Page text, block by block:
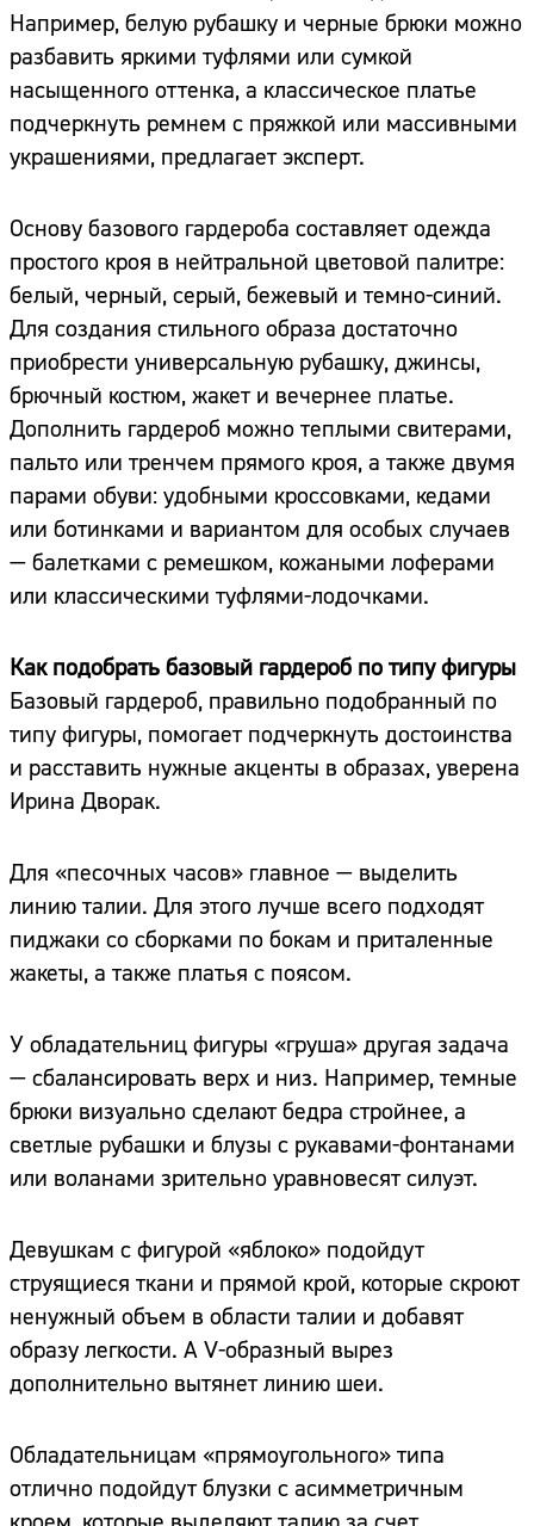
Например, белую рубашку и черные брюки можно
разбавить яркими туфлями или сумкой
насыщенного оттенка, а классическое платье
подчеркнуть ремнем с пряжкой или массивными
украшениями, предлагает эксперт.
Основу базового гардероба составляет одежда
простого кроя в нейтральной цветовой палитре:
белый, черный, серый, бежевый и темно-синий.
Для создания стильного образа достаточно
приобрести универсальную рубашку, джинсы,
брючный костюм, жакет и вечернее платье.
Дополнить гардероб можно теплыми свитерами,
пальто или тренчем прямого кроя, а также двумя
парами обуви: удобными кроссовками, кедами
или ботинками и вариантом для особых случаев
— балетками с ремешком, кожаными лоферами
или классическими туфлями-лодочками.
Как подобрать базовый гардероб по типу фигуры
Базовый гардероб, правильно подобранный по
типу фигуры, помогает подчеркнуть достоинства
и расставить нужные акценты в образах, уверена
Ирина Дворак.
Для «песочных часов» главное — выделить
линию талии. Для этого лучше всего подходят
пиджаки со сборками по бокам и приталенные
жакеты, а также платья с поясом.
У обладательниц фигуры «груша» другая задача
— сбалансировать верх и низ. Например, темные
брюки визуально сделают бедра стройнее, а
светлые рубашки и блузы с рукавами-фонтанами
или воланами зрительно уравновесят силуэт.
Девушкам с фигурой «яблоко» подойдут
струящиеся ткани и прямой крой, которые скроют
ненужный объем в области талии и добавят
образу легкости. А V-образный вырез
дополнительно вытянет линию шеи.
Обладательницам «прямоугольного» типа
отлично подойдут блузки с асимметричным